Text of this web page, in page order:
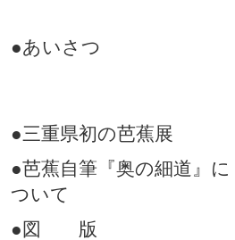
●あいさつ
●三重県初の芭蕉展
●芭蕉自筆『奥の細道』に
ついて
●図 版